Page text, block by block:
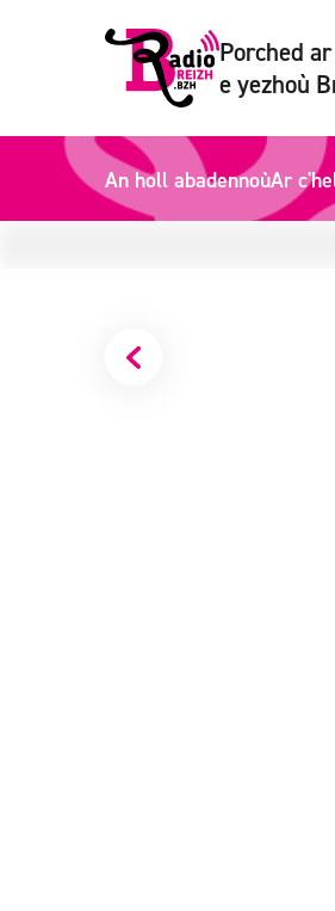
Porched
e yezhoù
An holl abadennoùAr